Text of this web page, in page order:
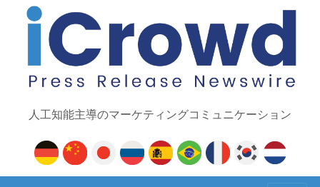
人工知能主導のマーケティングコミュニケーション